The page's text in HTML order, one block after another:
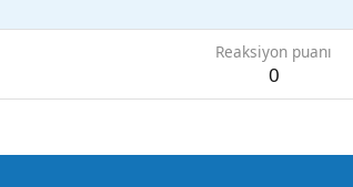
Reaksiyon puanı
0